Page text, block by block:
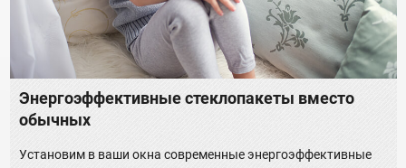
Энергоэффективные стеклопакеты вместо
обычных
Установим в ваши окна современные энергоэффективные